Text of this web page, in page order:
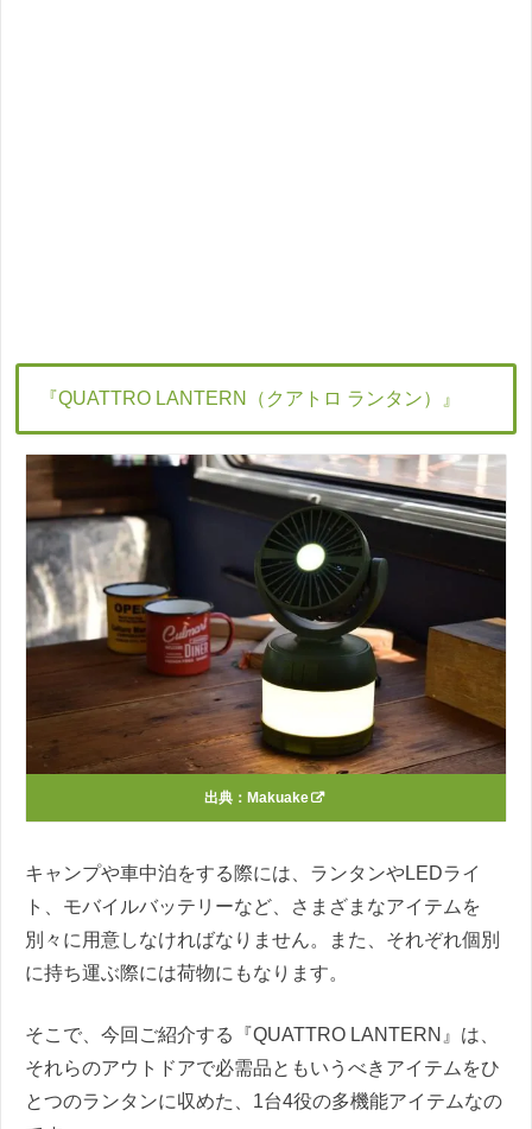
『QUATTRO LANTERN（クアトロ ランタン）』
出典： Makuake
キャンプや車中泊をする際には、ランタンやLEDライ
ト、モバイルバッテリーなど、さまざまなアイテムを
別々に用意しなければなりません。また、それぞれ個別
に持ち運ぶ際には荷物にもなります。
そこで、今回ご紹介する『QUATTRO LANTERN』は、
それらのアウトドアで必需品ともいうべきアイテムをひ
とつのランタンに収めた、1台4役の多機能アイテムなの